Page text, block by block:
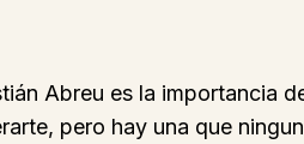
Abreu es la importancia
pero hay una que